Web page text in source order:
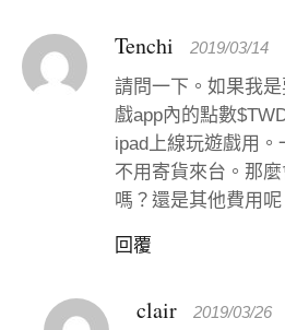
Tenchi 2019/03/14
請問一下。如果我
戲app內的點數
ipad上線玩遊戲用。
不用寄貨來台。那
嗎？還是其他費用呢
回覆
clair 2019/03/26